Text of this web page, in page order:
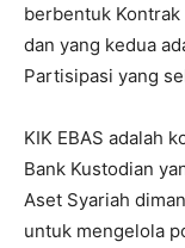
berbentuk Kontrak
dan yang kedua
Partisipasi yang
KIK EBAS adalah
Bank Kustodian
Aset Syariah
untuk mengelola